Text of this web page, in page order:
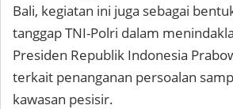
Bali, kegiatan ini juga sebagai
tanggap TNI-Polri dalam
Presiden Republik Indonesia
terkait penanganan persoalan
kawasan pesisir.